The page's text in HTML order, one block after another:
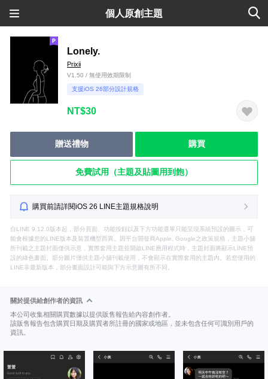
個人原創主題
Lonely.
Prixii
V1.50 / 無使用效期限制
支援iOS 26部分設計規格
NT$30
贈送禮物 購買
免費試用（主題及貼圖用到飽）
購買前請詳閱iOS 26 LINE主題規格說明
自LINE 9.12.0版本起，部分頁面、功能按鈕以及下方功能選單只能呈現系統預設的圖示，可
能會根據您的LINE版本及裝置機型而異。因平台開發商Apple, Google之政策規格，主題小舖
所刊載之主題封面僅供示意，實際套用主題並開啟LINE應用程式時，主題封面將顯示LINE預
設的綠色畫面。部分圖片僅供主題小舖刊載使用，不會顯示在實際套用的主題內。若您使用的
LINE非最新版本，部分畫面設計可能與下方示意圖有所不同。
關於提供給創作者的資訊
本公司收集相關購買數據以提供販售報告給內容創作者。
該販售報告包含購買日期及購買者所註冊的國家或地區，並未包含任何可識別用戶的
資訊。